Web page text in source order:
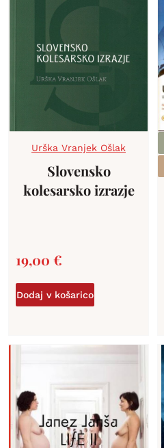
Urška Vranjek Ošlak
Slovensko
kolesarsko izrazje
19,00 €
Dodaj v košarico